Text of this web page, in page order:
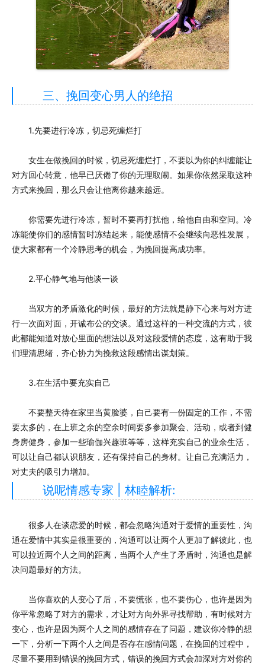
三、挽回变心男人的绝招
1.先要进行冷冻，切忌死缠烂打
女生在做挽回的时候，切忌死缠烂打，不要以为你的纠缠能让
对方回心转意，他早已厌倦了你的无理取闹。如果你依然采取这种
方式来挽回，那么只会让他离你越来越远。
你需要先进行冷冻，暂时不要再打扰他，给他自由和空间。冷
冻能使你们的感情暂时冻结起来，能使感情不会继续向恶性发展，
使大家都有一个冷静思考的机会，为挽回提高成功率。
2.平心静气地与他谈一谈
当双方的矛盾激化的时候，最好的方法就是静下心来与对方进
行一次面对面，开诚布公的交谈。通过这样的一种交流的方式，彼
此都能知道对放心里面的想法以及对这段爱情的态度，这有助于我
们理清思绪，齐心协力为挽救这段感情出谋划策。
3.在生活中要充实自己
不要整天待在家里当黄脸婆，自己要有一份固定的工作，不需
要太多的，在上班之余的空余时间要多参加聚会、活动，或者到健
身房健身，参加一些瑜伽兴趣班等等，这样充实自己的业余生活，
可以让自己都认识朋友，还有保持自己的身材。让自己充满活力，
对丈夫的吸引力增加。
说呢情感专家 | 林睦解析:
很多人在谈恋爱的时候，都会忽略沟通对于爱情的重要性，沟
通在爱情中其实是很重要的，沟通可以让两个人更加了解彼此，也
可以拉近两个人之间的距离，当两个人产生了矛盾时，沟通也是解
决问题最好的方法。
当你喜欢的人变心了后，不要慌张，也不要伤心，也许是因为
你平常忽略了对方的需求，才让对方向外界寻找帮助，有时候对方
变心，也许是因为两个人之间的感情存在了问题，建议你冷静的想
一下，分析一下两个人之间是否存在感情问题，在挽回的过程中，
尽量不要用到错误的挽回方式，错误的挽回方式会加深对方对你的